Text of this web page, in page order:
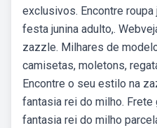
exclusivos. Encontre
festa junina adulto,.
zazzle. Milhares de
camisetas, moletons,
Encontre o seu estilo na
fantasia rei do milho.
fantasia rei do milho